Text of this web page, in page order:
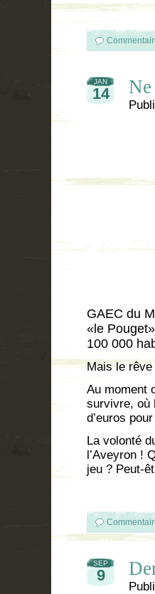
JAN
14
GAEC du
«le
100 000
Mais le
Au moment
survivre, où
d’euros
La volonté
l’Aveyron !
jeu ? Peut-
SEP
9